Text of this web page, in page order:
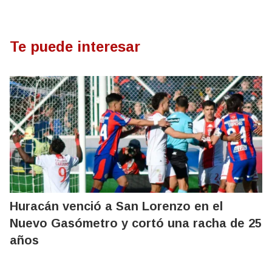
Te puede interesar
Huracán venció a San Lorenzo en el
Nuevo Gasómetro y cortó una racha de 25
años